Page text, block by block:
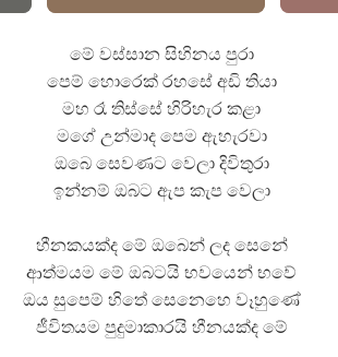
පද පෙළ
පද පෙළ
ගීතයේ පද පෙළ
මේ වස්සාන සිහිනය පුරා
පෙම් හොරෙක් රහසේ අඩි තියා
මහ රෑ තිස්සේ හිරිහැර කළා
මගේ උන්මාද පෙම ඇහැරවා
ඔබෙ සෙවණට වෙලා දිවිතුරා
ඉන්නම් ඔබට ඇප කැප වෙලා
හීනකයක්ද මේ ඔබෙන් ලද සෙනේ
ආත්මයම මේ ඔබටයි භවයෙන් භවේ
ඔය සුපෙම් හිතේ සෙනෙහෙ වෑහුණේ
ජීවිතයම පුදුමාකාරයි හීනයක්ද මේ